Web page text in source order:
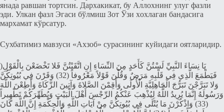
янада равшан тортсин. Дархакикат, бу Аллохнинг улуг фазли
эди. Улкан фазл Эгаси бўлмиш Зот Ўзи xохлаган бандасига
мархамат кўрсатур.
Сухбатимиз мавзуси «Ахзоб» сурасининг куйидаги оятларидир.
)يَا نِسَاءَ النَّبِيِّ لَسْتُنَّ كَأَحَدٍ مِنَ النِّسَاءِ إِنِ اتَّقَيْتُنَّ فَلا تَخْضَعْنَ بِالْقَوْلِ
فَيَطْمَعَ الَّذِي فِي قَلْبِهِ مَرَضٌ وَقُلْنَ قَوْلاً مَعْرُوفاً (32) وَقَرْنَ فِي بُيُوتِكُنَّ
وَلا تَبَرَّجْنَ تَبَرُّجَ الْجَاهِلِيَّةِ الْأُولَى وَأَقِمْنَ الصَّلاةَ وَآتِينَ الزَّكَاةَ وَأَطِعْنَ اللَّهَ
وَرَسُولَهُ إِنَّمَا يُرِيدُ اللَّهُ لِيُذْهِبَ عَنْكُمُ الرِّجْسَ أَهْلَ الْبَيْتِ وَيُطَهِّرَكُمْ تَطْهِيراً
(33) وَاذْكُرْنَ مَا يُتْلَى فِي بُيُوتِكُنَّ مِنْ آيَاتِ اللَّهِ وَالْحِكْمَةِ إِنَّ اللَّهَ كَانَ